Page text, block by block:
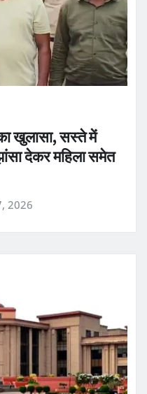
खुलासा, सस्ते में
देकर महिला समेत
2026